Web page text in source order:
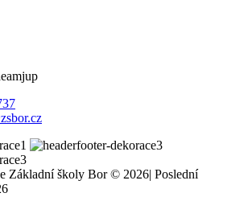
Základní školy Bor © 2026| Poslední